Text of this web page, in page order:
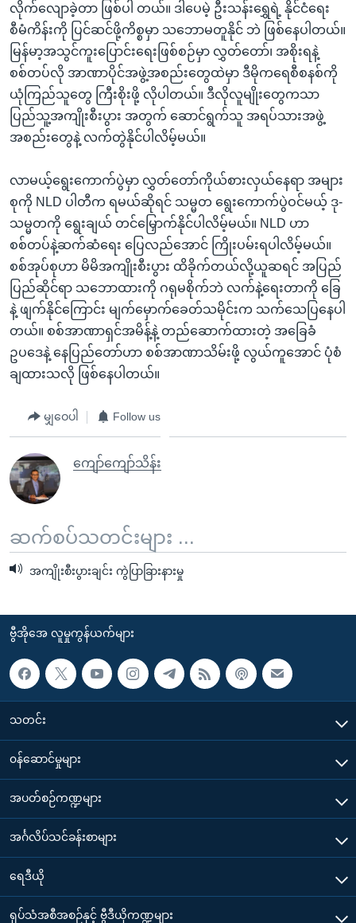
လိုက်လျောခဲ့တာ ဖြစ်ပါ တယ်။ ဒါပေမဲ့ ဦးသန်းရွှေရဲ့ နိုင်ငံရေး
စီမံကိန်းကို ပြင်ဆင်ဖို့ကိစ္စမှာ သဘောမတူနိုင် ဘဲ ဖြစ်နေပါတယ်။
မြန်မာ့အသွင်ကူးပြောင်းရေးဖြစ်စဉ်မှာ လွှတ်တော်၊ အစိုးရနဲ့
စစ်တပ်လို အာဏာပိုင်အဖွဲ့အစည်းတွေထဲမှာ ဒီမိုကရေစီစနစ်ကို
ယုံကြည်သူတွေ ကြီးစိုးဖို့ လိုပါတယ်။ ဒီလိုလူမျိုးတွေကသာ
ပြည်သူ့အကျိုးစီးပွား အတွက် ဆောင်ရွက်သူ အရပ်သားအဖွဲ့
အစည်းတွေနဲ့ လက်တွဲနိုင်ပါလိမ့်မယ်။
လာမယ့်ရွေးကောက်ပွဲမှာ လွှတ်တော်ကိုယ်စားလှယ်နေရာ အများ
စုကို NLD ပါတီက ရမယ်ဆိုရင် သမ္မတ ရွေးကောက်ပွဲဝင်မယ့် ဒု-
သမ္မတကို ရွေးချယ် တင်မြှောက်နိုင်ပါလိမ့်မယ်။ NLD ဟာ
စစ်တပ်နဲ့ဆက်ဆံရေး ပြေလည်အောင် ကြိုးပမ်းရပါလိမ့်မယ်။
စစ်အုပ်စုဟာ မိမိအကျိုးစီးပွား ထိခိုက်တယ်လို့ယူဆရင် အပြည်
ပြည်ဆိုင်ရာ သဘောထားကို ဂရုမစိုက်ဘဲ လက်နဲ့ရေးတာကို ခြေ
နဲ့ ဖျက်နိုင်ကြောင်း မျက်မှောက်ခေတ်သမိုင်းက သက်သေပြနေပါ
တယ်။ စစ်အာဏာရှင်အမိန့်နဲ့ တည်ဆောက်ထားတဲ့ အခြေခံ
ဥပဒေနဲ့ နေပြည်တော်ဟာ စစ်အာဏာသိမ်းဖို့ လွယ်ကူအောင် ပုံစံ
ချထားသလို ဖြစ်နေပါတယ်။
မျှဝေပါ Follow us
ကျော်ကျော်သိန်း
ဆက်စပ်သတင်းများ ...
အကျိုးစီးပွားချင်း ကွဲပြာခြားနားမှု
ဗွီအိုအေ လူမှုကွန်ယက်များ
သတင်း
၀န်ဆောင်မှုများ
အပတ်စဉ်ကဏ္ဍများ
အင်္ဂလိပ်သင်ခန်းစာများ
ရေဒီယို
ရုပ်သံအစီအစဉ်နှင့် ဗွီဒီယိုကဏ္ဍများ